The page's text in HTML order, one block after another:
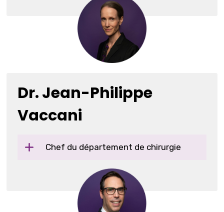
Dr. Jean-Philippe
Vaccani
Chef du département de chirurgie